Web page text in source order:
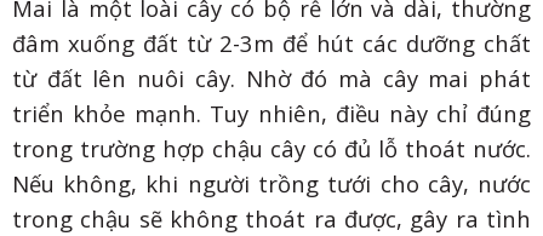
Mai là một loài cây có bộ rễ lớn và dài, thường
đâm xuống đất từ 2-3m để hút các dưỡng chất
từ đất lên nuôi cây. Nhờ đó mà cây mai phát
triển khỏe mạnh. Tuy nhiên, điều này chỉ đúng
trong trường hợp chậu cây có đủ lỗ thoát nước.
Nếu không, khi người trồng tưới cho cây, nước
trong chậu sẽ không thoát ra được, gây ra tình